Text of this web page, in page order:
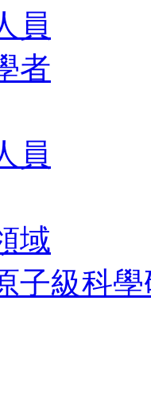
員
者
員
域
子級科